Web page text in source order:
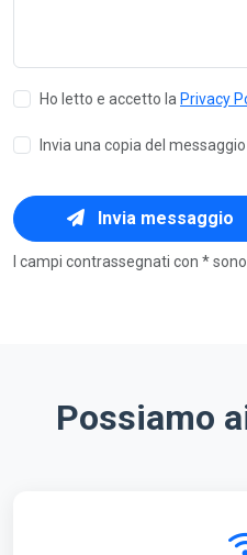
Ho letto e accetto la Privacy
Invia una copia del
Invia messaggio
I campi contrassegnati con *
Possiamo